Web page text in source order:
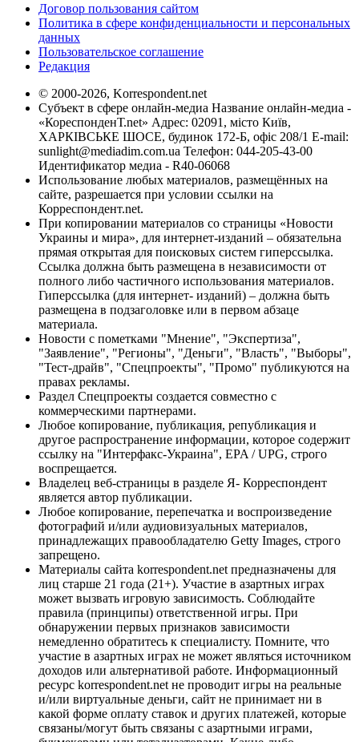
Договор пользования сайтом
Политика в сфере конфиденциальности и персональных
данных
Пользовательское соглашение
Редакция
© 2000-2026, Korrespondent.net
Субъект в сфере онлайн-медиа Название онлайн-медиа -
«КореспонденТ.net» Адрес: 02091, місто Київ,
ХАРКІВСЬКЕ ШОСЕ, будинок 172-Б, офіс 208/1 E-mail:
sunlight@mediadim.com.ua Телефон: 044-205-43-00
Идентификатор медиа - R40-06068
Использование любых материалов, размещённых на
сайте, разрешается при условии ссылки на
Корреспондент.net.
При копировании материалов со страницы «Новости
Украины и мира», для интернет-изданий – обязательна
прямая открытая для поисковых систем гиперссылка.
Ссылка должна быть размещена в независимости от
полного либо частичного использования материалов.
Гиперссылка (для интернет- изданий) – должна быть
размещена в подзаголовке или в первом абзаце
материала.
Новости с пометками "Мнение", "Экспертиза",
"Заявление", "Регионы", "Деньги", "Власть", "Выборы",
"Тест-драйв", "Спецпроекты", "Промо" публикуются на
правах рекламы.
Раздел Спецпроекты создается совместно с
коммерческими партнерами.
Любое копирование, публикация, републикация и
другое распространение информации, которое содержит
ссылку на "Интерфакс-Украина", EPA / UPG, строго
воспрещается.
Владелец веб-страницы в разделе Я- Корреспондент
является автор публикации.
Любое копирование, перепечатка и воспроизведение
фотографий и/или аудиовизуальных материалов,
принадлежащих правообладателю Getty Images, строго
запрещено.
Материалы сайта korrespondent.net предназначены для
лиц старше 21 года (21+). Участие в азартных играх
может вызвать игровую зависимость. Соблюдайте
правила (принципы) ответственной игры. При
обнаружении первых признаков зависимости
немедленно обратитесь к специалисту. Помните, что
участие в азартных играх не может являться источником
доходов или альтернативой работе. Информационный
ресурс korrespondent.net не проводит игры на реальные
и/или виртуальные деньги, сайт не принимает ни в
какой форме оплату ставок и других платежей, которые
связаны/могут быть связаны с азартными играми,